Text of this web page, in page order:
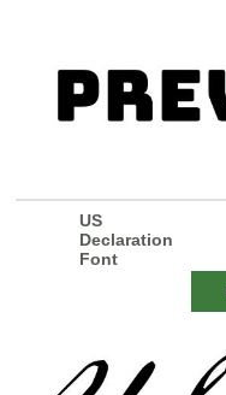
US
Declaration
Font